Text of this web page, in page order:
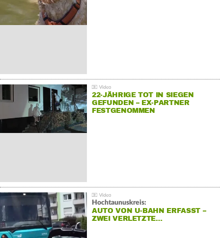
22-JÄHRIGE TOT IN SIEGEN
GEFUNDEN – EX-PARTNER
FESTGENOMMEN
Hochtaunuskreis:
AUTO VON U-BAHN ERFASST –
ZWEI VERLETZTE…